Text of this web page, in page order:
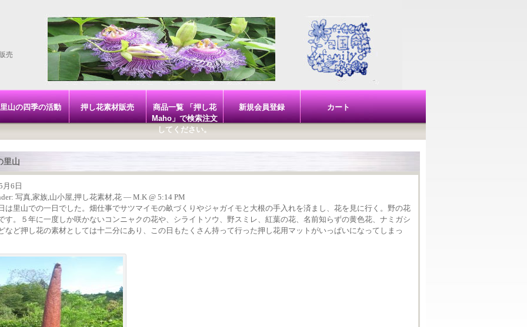
売
里山の四季の活動 押し花素材販売
商品一覧 「押し花
Maho」で検索注文
してください。
新規会員登録 カート
里山
月6日
写真,家族,山小屋,押し花素材,花 — M.K @ 5:14 PM
は里山での一日でした。畑仕事でサツマイモの畝づくりやジャガイモと大根の手入れを済まし、花を見に行く。野の花
す。５年に一度しか咲かないコンニャクの花や、シライトソウ、野スミレ、紅葉の花、名前知らずの黄色花、ナミガシ
など押し花の素材としては十二分にあり、この日もたくさん持って行った押し花用マットがいっぱいになってしまっ